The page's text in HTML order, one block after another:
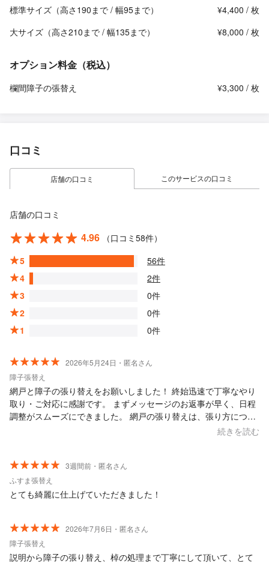
標準サイズ（高さ190まで / 幅95まで）
¥4,400 / 枚
大サイズ（高さ210まで / 幅135まで）
¥8,000 / 枚
オプション料金（税込）
欄間障子の張替え ¥3,300 / 枚
口コミ
店舗の口コミ このサービスの口コミ
店舗の口コミ
4.96
（口コミ58件）
5
56件
4
2件
3
0件
2
0件
1
0件
2026年5月24日・匿名さん
障子張替え
網戸と障子の張り替えをお願いしました！ 終始迅速で丁寧なやり
取り・ご対応に感謝です。 まずメッセージのお返事が早く、日程
調整がスムーズにできました。 網戸の張り替えは、張り方につい
てしっかり説明を受け、スピーディー且つ丁寧に張り替えていた
ンプルを用いて丁寧に説明をしてもらいました。仕上がりも大満
足です。 どの素材が良いか、顧客に寄り添って一緒に考えてくだ
さった点も良かったです。 お人柄の良さが伝わってきて、安心し
うございました！！
続きを読む
3週間前・匿名さん
ふすま張替え
とても綺麗に仕上げていただきました！
2026年7月6日・匿名さん
障子張替え
説明から障子の張り替え、棹の処理まで丁寧にして頂いて、とて